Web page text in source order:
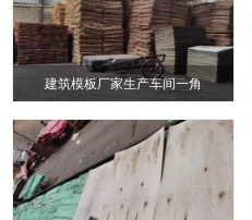
建筑模板厂家生产车间一角